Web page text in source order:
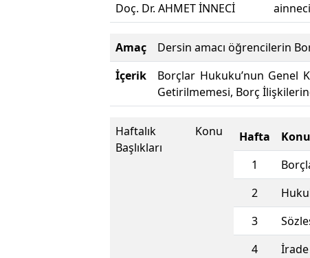
Doç. Dr. AHMET İNNECİ
Amaç
Dersin amacı öğrencilerin
İçerik
Borçlar Hukuku’nun Genel
Getirilmemesi, Borç
Haftalık Konu
Başlıkları
Hafta
1
2
3
4
İrade